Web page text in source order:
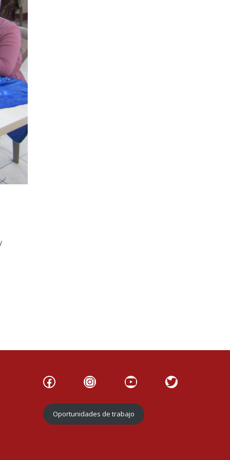
FacebookInstagramYouTubeTwitter
Oportunidades de trabajo